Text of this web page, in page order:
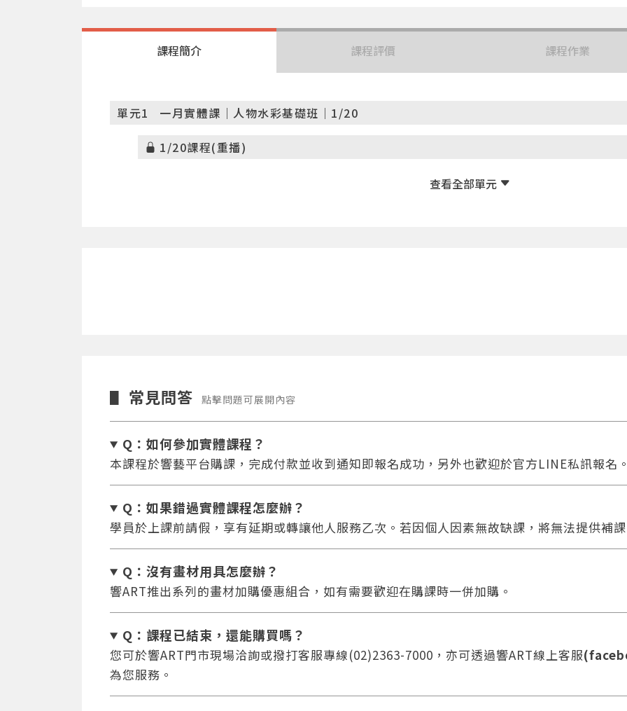
您將收到一封Email，請依照信件中的指示重新登入。
系統偵測到您的帳號重複登入，
課程簡介 課程評價 課程作業
單元1 一月實體課｜人物水彩基礎班｜1/20
1/20課程(重播)
▋ 常見問答 點擊問題可展開內容
Q：如何參加實體課程？
本課程於響藝平台購課，完成付款並收到通知即報名成功，另外也歡迎於官方LINE私訊報名。
Q：如果錯過實體課程怎麼辦？
學員於上課前請假，享有延期或轉讓他人服務乙次。若因個人因素無故缺課，將無法提供補課
Q：沒有畫材用具怎麼辦？
響ART推出系列的畫材加購優惠組合，如有需要歡迎在購課時一併加購。
Q：課程已結束，還能購買嗎？
您可於響ART門市現場洽詢或撥打客服專線(02)2363-7000，亦可透過響ART線上客服
為您服務。